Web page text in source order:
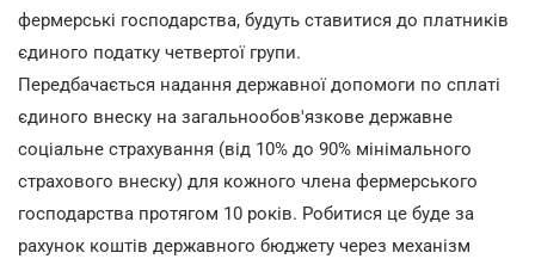
фермерські господарства, будуть ставитися до платників
єдиного податку четвертої групи.
Передбачається надання державної допомоги по сплаті
єдиного внеску на загальнообов'язкове державне
соціальне страхування (від 10% до 90% мінімального
страхового внеску) для кожного члена фермерського
господарства протягом 10 років. Робитися це буде за
рахунок коштів державного бюджету через механізм